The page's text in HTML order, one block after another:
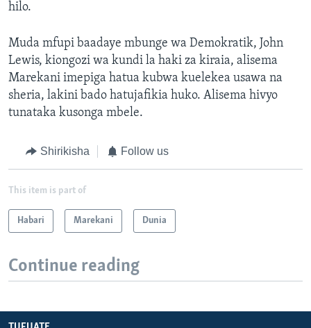
hilo.
Muda mfupi baadaye mbunge wa Demokratik, John
Lewis, kiongozi wa kundi la haki za kiraia, alisema
Marekani imepiga hatua kubwa kuelekea usawa na
sheria, lakini bado hatujafikia huko. Alisema hivyo
tunataka kusonga mbele.
Shirikisha Follow us
This item is part of
Habari Marekani Dunia
Continue reading